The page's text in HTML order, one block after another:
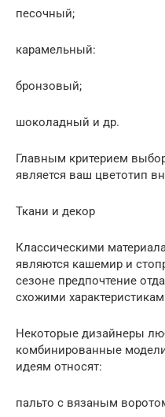
песочный;
карамельный:
бронзовый;
шоколадный и др.
Главным критерием
является ваш цветотип
Ткани и декор
Классическими
являются кашемир и
сезоне предпочтение
схожими
Некоторые дизайнеры
комбинированные
идеям относят:
пальто с вязаным